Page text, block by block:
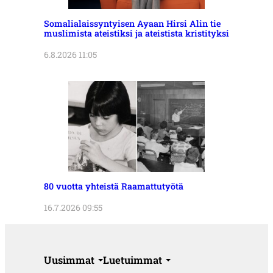
Somalialaissyntyisen Ayaan Hirsi Alin tie
muslimista ateistiksi ja ateistista kristityksi
6.8.2026 11:05
80 vuotta yhteistä Raamattutyötä
16.7.2026 09:55
Uusimmat Luetuimmat